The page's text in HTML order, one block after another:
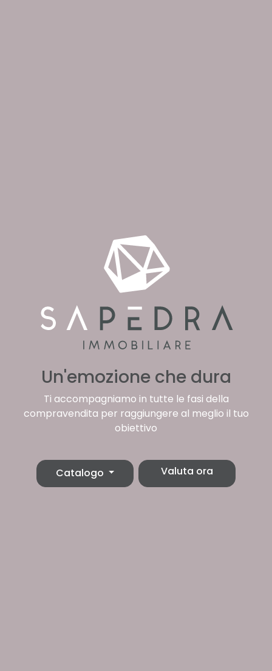
Un'emozione che dura
Ti accompagniamo in tutte le fasi della
compravendita per raggiungere al meglio il tuo
obiettivo
Catalogo Valuta ora